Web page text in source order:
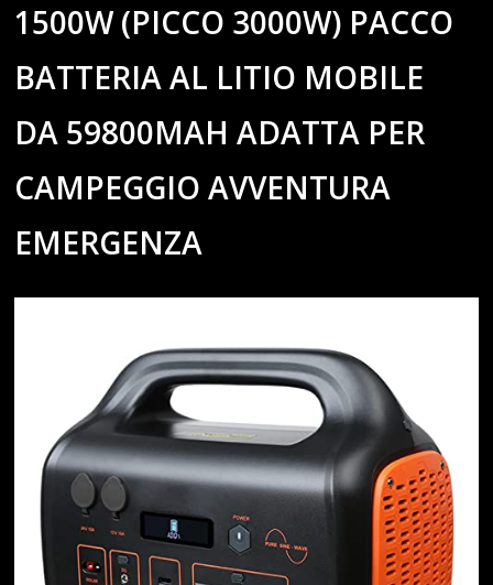
1500W (PICCO 3000W) PACCO
BATTERIA AL LITIO MOBILE
DA 59800MAH ADATTA PER
CAMPEGGIO AVVENTURA
EMERGENZA